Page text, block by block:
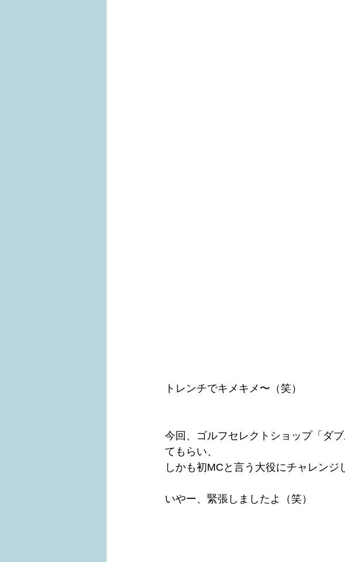
トレンチでキメキメ〜（笑）
今回、ゴルフセレクトショップ「ダ
てもらい、
しかも初MCと言う大役にチャレンジ
いやー、緊張しましたよ（笑）